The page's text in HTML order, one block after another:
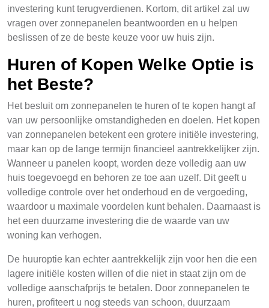
investering kunt terugverdienen. Kortom, dit artikel zal uw
vragen over zonnepanelen beantwoorden en u helpen
beslissen of ze de beste keuze voor uw huis zijn.
Huren of Kopen Welke Optie is
het Beste?
Het besluit om zonnepanelen te huren of te kopen hangt af
van uw persoonlijke omstandigheden en doelen. Het kopen
van zonnepanelen betekent een grotere initiële investering,
maar kan op de lange termijn financieel aantrekkelijker zijn.
Wanneer u panelen koopt, worden deze volledig aan uw
huis toegevoegd en behoren ze toe aan uzelf. Dit geeft u
volledige controle over het onderhoud en de vergoeding,
waardoor u maximale voordelen kunt behalen. Daarnaast is
het een duurzame investering die de waarde van uw
woning kan verhogen.
De huuroptie kan echter aantrekkelijk zijn voor hen die een
lagere initiële kosten willen of die niet in staat zijn om de
volledige aanschafprijs te betalen. Door zonnepanelen te
huren, profiteert u nog steeds van schoon, duurzaam